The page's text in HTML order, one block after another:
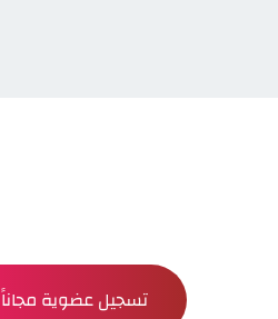
تسجيل عضوية مجاناً